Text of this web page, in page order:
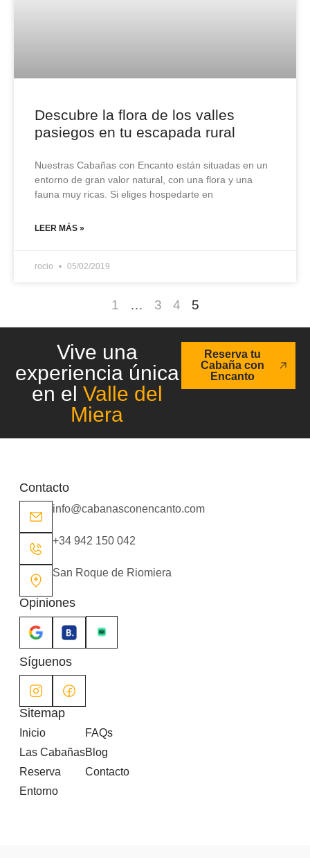
Descubre la flora de los valles
pasiegos en tu escapada rural
Nuestras Cabañas con Encanto están situadas en un
entorno de gran valor natural, con una flora y una
fauna muy ricas. Si eliges hospedarte en
LEER MÁS »
rocio 05/02/2019
1 … 3 4 5
Vive una
experiencia única
en el Valle del
Miera
Reserva tu
Cabaña con
Encanto
Contacto
info@cabanasconencanto.com
+34 942 150 042
San Roque de Riomiera
Opiniones
Síguenos
Sitemap
Inicio
Las Cabañas
Reserva
Entorno
FAQs
Blog
Contacto